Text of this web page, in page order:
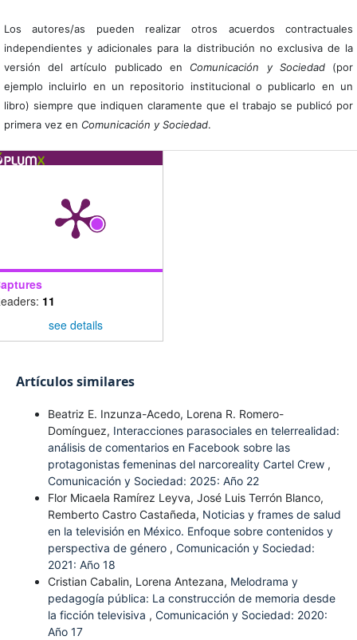
Los autores/as pueden realizar otros acuerdos contractuales
independientes y adicionales para la distribución no exclusiva de la
versión del artículo publicado en Comunicación y Sociedad(por
ejemplo incluirlo en un repositorio institucional o publicarlo en un
libro) siempre que indiquen claramente que el trabajo se publicó por
primera vez en Comunicación y Sociedad.
11
see details
Artículos similares
Beatriz E. Inzunza-Acedo, Lorena R. Romero-
Domínguez, Interacciones parasociales en telerrealidad:
análisis de comentarios en Facebook sobre las
protagonistas femeninas del narcoreality Cartel Crew ,
Comunicación y Sociedad: 2025: Año 22
Flor Micaela Ramírez Leyva, José Luis Terrón Blanco,
Remberto Castro Castañeda, Noticias y frames de salud
en la televisión en México. Enfoque sobre contenidos y
perspectiva de género , Comunicación y Sociedad:
2021: Año 18
Cristian Cabalin, Lorena Antezana, Melodrama y
pedagogía pública: La construcción de memoria desde
la ficción televisiva , Comunicación y Sociedad: 2020:
Año 17